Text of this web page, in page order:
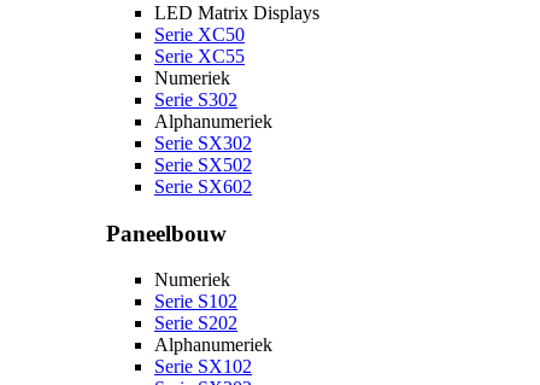
LED Matrix Displays
Serie XC50
Serie XC55
Numeriek
Serie S302
Alphanumeriek
Serie SX302
Serie SX502
Serie SX602
Paneelbouw
Numeriek
Serie S102
Serie S202
Alphanumeriek
Serie SX102